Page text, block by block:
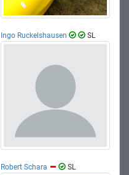
Ingo Ruckelshausen SL
Robert Schara SL